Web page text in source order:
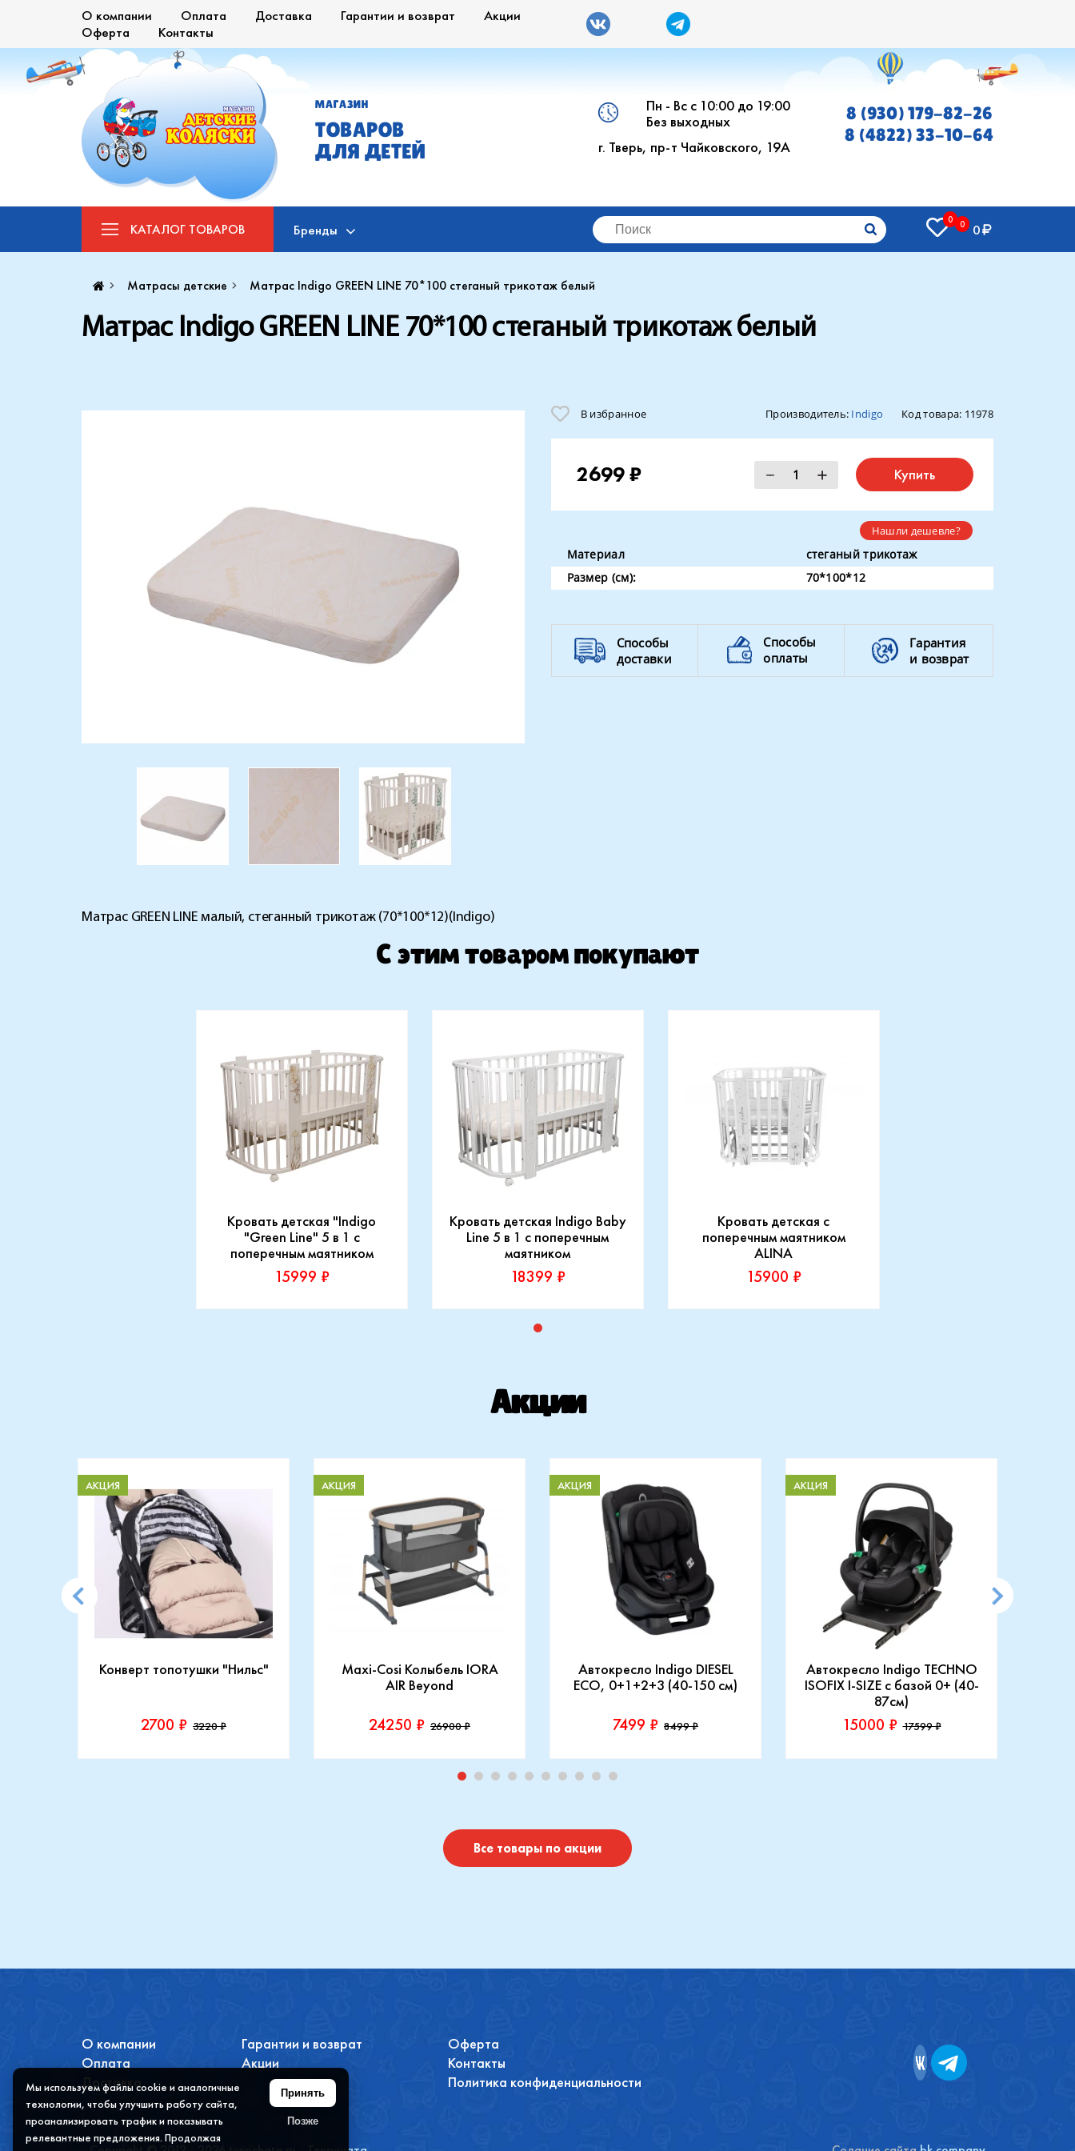
О компании Оплата Доставка Гарантии и возврат
Акции
Оферта
Контакты
МАГАЗИН
ТОВАРОВ
ДЛЯ ДЕТЕЙ
Пн - Вс с 10:00 до 19:00
Без выходных
г. Тверь, пр-т Чайковского, 19А
8 (930) 179-82-26
8 (4822) 33-10-64
КАТАЛОГ ТОВАРОВ Бренды
0 0 0
Матрасы детские Матрас Indigo GREEN LINE 70*100 стеганый трикотаж белый
Матрас Indigo GREEN LINE 70*100 стеганый трикотаж белый
В избранное Производитель: Indigo Код товара: 11978
2699 ₽ Купить
Нашли дешевле?
Материал
стеганый трикотаж
Размер (см):
70*100*12
Способы
доставки
Способы
оплаты
Гарантия
и возврат
Матрас GREEN LINE малый, стеганный трикотаж (70*100*12)(Indigo)
C этим товаром покупают
Кровать детская "Indigo
"Green Line" 5 в 1 с
поперечным маятником
15999 ₽
Производитель:
Кровать детская Indigo Baby
Line 5 в 1 с поперечным
маятником
18399 ₽
Производитель:
Кровать детская с
поперечным маятником
ALINA
15900 ₽
Производитель:
Акции
Конверт топотушки "Нильс"
АКЦИЯ
2700 ₽ 3220 ₽
Производитель::
Maxi-Cosi Колыбель IORA
AIR Beyond
АКЦИЯ
24250 ₽ 26900 ₽
Производитель::
Автокресло Indigo DIESEL
ECO, 0+1+2+3 (40-150 см)
АКЦИЯ
7499 ₽ 8499 ₽
Производитель::
Indigo
Автокресло Indigo TECHNO
ISOFIX I-SIZE c базой 0+ (40-
87см)
АКЦИЯ
15000 ₽ 17599 ₽
Производитель::
Все товары по акции
О компании
Оплата
Доставка
Гарантии и возврат
Акции
Оферта
Контакты
Политика конфиденциальности
Мы используем файлы cookie и аналогичные
технологии, чтобы улучшить работу сайта,
проанализировать трафик и показывать
релевантные предложения. Продолжая
Принять
Позже